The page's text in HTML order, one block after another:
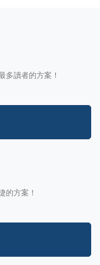
多讀者的方案！
的方案！